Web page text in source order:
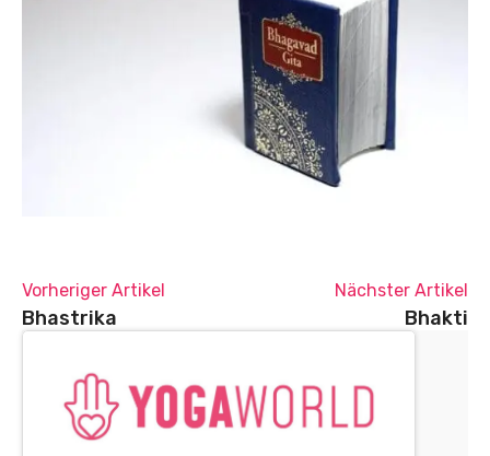
Vorheriger Artikel
Bhastrika
Nächster Artikel
Bhakti